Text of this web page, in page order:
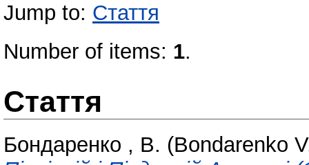
Jump to: Стаття
Number of items: 1.
Стаття
Бондаренко , В. (Bondarenko